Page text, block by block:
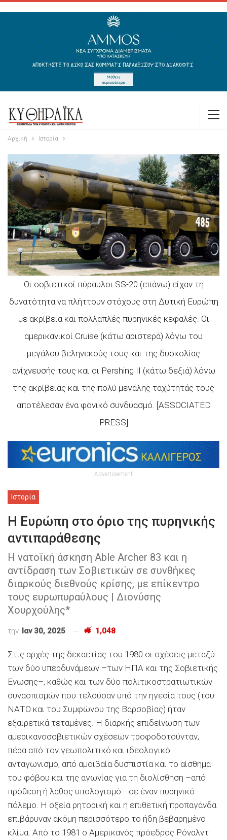
Αρχική Ιστορία
Οι σοβιετικοί πύραυλοι SS-20 (επάνω) είχαν τη
δυνατότητα να πλήττουν στόχους στη Δυτική Ευρώπη
με ακρίβεια και πολλαπλές πυρηνικές κεφαλές. Οι
αμερικανικοί Cruise (κάτω αριστερά) λόγω του
μεγάλου βεληνεκούς τους και της δυσκολίας
ανίχνευσής τους και οι Pershing II (κάτω δεξιά) λόγω
της ακρίβειας και της πολύ μεγάλης ταχύτητάς τους
αποτέλεσαν ένα φονικό συνδυασμό. [ASSOCIATED
PRESS]
Advertisement
Ιστορία
Η Ευρώπη στο όριο της πυρηνικής
αντιπαράθεσης
Η νατοϊκή άσκηση Able Archer 83 και η
αντίδραση των Σοβιετικών σε συνθήκες
διαρκούς διεθνούς κρίσης, με επίκεντρο
τους ευρωπυραύλους | Διονύσης
Χουρχούλης*
την Ιαν 30, 2025 1,048
Στις αρχές της δεκαετίας του 1980 οι σχέσεις μεταξύ
των δύο υπερδυνάμεων –των ΗΠΑ και της Σοβιετικής
Ενωσης–, καθώς και των δύο πολιτικοστρατιωτικών
συνασπισμών που τελούσαν υπό την ηγεσία τους (του
ΝΑΤΟ και του Συμφώνου της Βαρσοβίας) ήταν
εξαιρετικά τεταμένες. Η διαρκής επιδείνωση των
αμερικανοσοβιετικών σχέσεων τροφοδοτούνταν,
πέρα από τον γεωπολιτικό και ιδεολογικό
ανταγωνισμό, από αμοιβαία δυσπιστία και το αίσθημα
του φόβου και της αγωνίας για τη διολίσθηση –από
πρόθεση ή λάθος υπολογισμό– σε έναν πυρηνικό
πόλεμο. Η οξεία ρητορική και η επιθετική προπαγάνδα
επιβάρυναν ακόμη περισσότερο το ήδη βεβαρημένο
κλίμα. Από το 1981 ο Αμερικανός πρόεδρος Ρόναλντ